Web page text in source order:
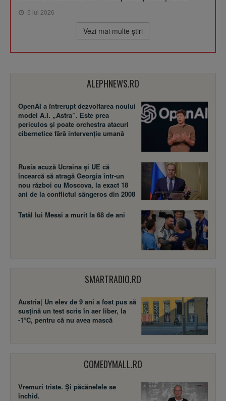
5 iul 2026
Vezi mai multe ştiri
ALEPHNEWS.RO
OpenAI a întrerupt dezvoltarea noului
model A.I. „Astra”. Este prea
periculos și poate orchestra atacuri
cibernetice fără intervenție umană
Rusia acuză Ucraina şi UE că
încearcă să atragă Georgia într-un
nou război cu Moscova, la exact 18
ani de la conflictul sângeros din 2008
Tatăl lui Messi a murit la 68 de ani
SMARTRADIO.RO
Austria| Un elev de 9 ani a fost pus să
susţină un test scris în aer liber, la
-1°C, pentru că nu avea mască
COMEDYMALL.RO
Vremuri triste. Şi păcănelele se
închid.